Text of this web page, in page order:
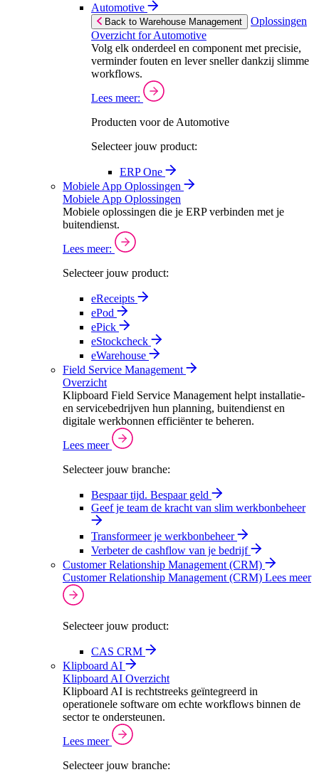
Automotive
Back to Warehouse Management
Oplossingen
Overzicht for Automotive
Volg elk onderdeel en component met precisie,
verminder fouten en lever sneller dankzij slimme
workflows.
Lees meer:
Producten voor de Automotive
Selecteer jouw product:
ERP One
Mobiele App Oplossingen
Mobiele App Oplossingen
Mobiele oplossingen die je ERP verbinden met je
buitendienst.
Lees meer:
Selecteer jouw product:
eReceipts
ePod
ePick
eStockcheck
eWarehouse
Field Service Management
Overzicht
Klipboard Field Service Management helpt installatie-
en servicebedrijven hun planning, buitendienst en
digitale werkbonnen efficiënter te beheren.
Lees meer
Selecteer jouw branche:
Bespaar tijd. Bespaar geld
Geef je team de kracht van slim werkbonbeheer
Transformeer je werkbonbeheer
Verbeter de cashflow van je bedrijf
Customer Relationship Management (CRM)
Customer Relationship Management (CRM) Lees meer
Selecteer jouw product:
CAS CRM
Klipboard AI
Klipboard AI Overzicht
Klipboard AI is rechtstreeks geïntegreerd in
operationele software om echte workflows binnen de
sector te ondersteunen.
Lees meer
Selecteer jouw branche: